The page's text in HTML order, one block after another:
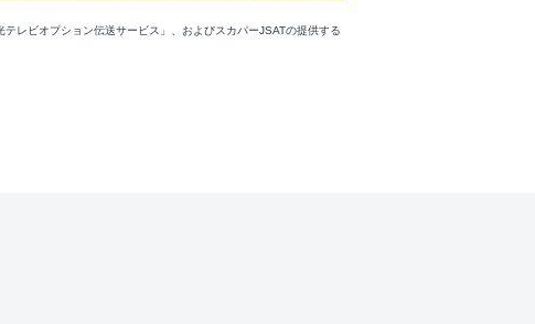
レビオプション伝送サービス」、およびスカパーJSATの提供する